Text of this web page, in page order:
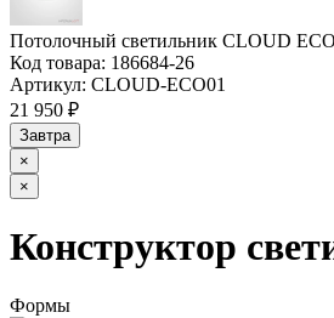
Потолочный светильник CLOUD
Код товара: 186684-26
Артикул: CLOUD-ECO01
21 950 ₽
Завтра
×
×
Конструктор
Формы